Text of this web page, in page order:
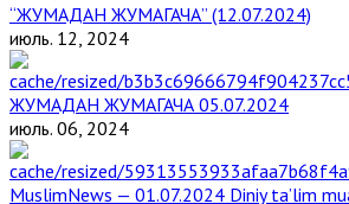
“ЖУМАДАН ЖУМАГАЧА” (12.07.2024)
июль. 12, 2024
ЖУМАДАН ЖУМАГАЧА 05.07.2024
июль. 06, 2024
MuslimNews — 01.07.2024 Diniy ta’lim